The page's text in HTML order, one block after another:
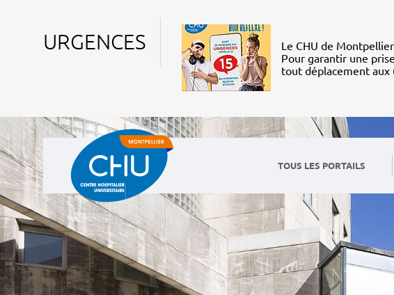
URGENCES
Le CHU de
Pour garantir une
tout déplacement aux
TOUS LES PORTAILS